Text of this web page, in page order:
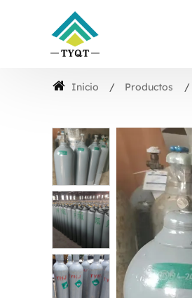
Inicio Productos